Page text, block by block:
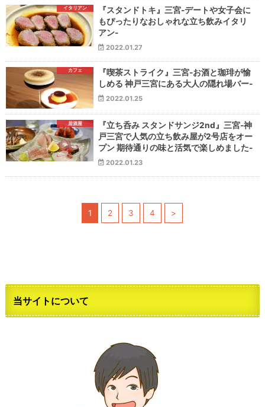
イタリアン
『スタンドトキ』三宮-デートや女子会に
もぴったりなおしゃれな立ち飲みイタリ
アン-
2022.01.27
カフェ
『喫茶ストライク』三宮-お酒と珈琲が愉
しめる 神戸三宮にある大人の隠れ場バー-
2022.01.25
居酒屋
『立ち呑み スタンドサンジ2nd』三宮-神
戸三宮で人気の立ち飲み屋が2号店をオー
プン 期待通りの味と活気で楽しめました-
2022.01.23
1 2 3 4 >
当サイトについて